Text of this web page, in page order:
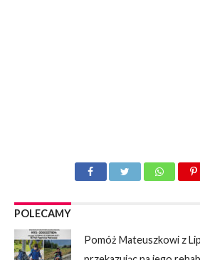
POLECAMY
Pomóż Mateuszkowi z